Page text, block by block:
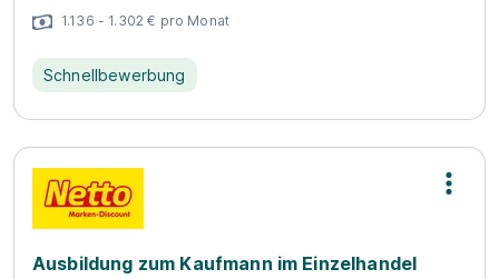
1.136 - 1.302 € pro Monat
Schnellbewerbung
Ausbildung zum Kaufmann im Einzelhandel